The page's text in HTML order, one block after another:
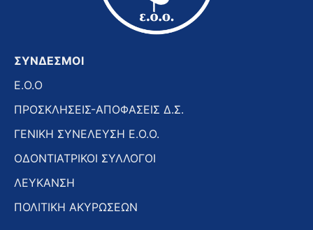
ΣΥΝΔΕΣΜΟΙ
E.O.O
ΠΡΟΣΚΛΗΣΕΙΣ-ΑΠΟΦΑΣΕΙΣ Δ.Σ.
ΓΕΝΙΚΗ ΣΥΝΕΛΕΥΣΗ Ε.Ο.Ο.
ΟΔΟΝΤΙΑΤΡΙΚΟΙ ΣΥΛΛΟΓΟΙ
ΛΕΥΚΑΝΣΗ
ΠΟΛΙΤΙΚΗ ΑΚΥΡΩΣΕΩΝ